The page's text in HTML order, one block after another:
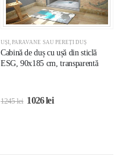
UȘI, PARAVANE SAU PEREȚI DUȘ
Cabină de duș cu ușă din sticlă
ESG, 90x185 cm, transparentă
1245lei 1026lei